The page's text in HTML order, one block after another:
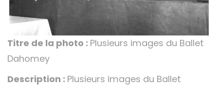
Titre de la photo : Plusieurs images du Ballet
Dahomey
Description : Plusieurs images du Ballet